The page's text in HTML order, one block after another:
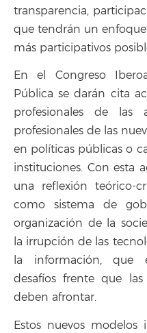
transparencia,
que tendrán un
más participativos
En el Congreso
Pública se darán cita
profesionales de las
profesionales de las
en políticas públicas o
instituciones. Con esta
una reflexión teórico-
como sistema de
organización de la
la irrupción de las
la información, que
desafíos frente que
deben afrontar.
Estos nuevos